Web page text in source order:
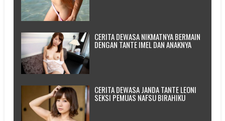
CERITA DEWASA NIKMATNYA BERMAIN
DENGAN TANTE IMEL DAN ANAKNYA
CERITA DEWASA JANDA TANTE LEONI
SEKSI PEMUAS NAFSU BIRAHIKU